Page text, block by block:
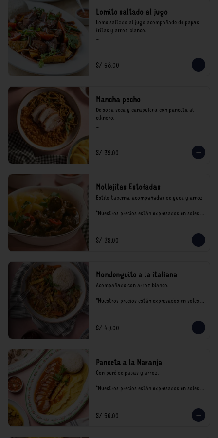
Lomito saltado al jugo
Lomo saltado al jugo acompañado de papas
fritas y arroz blanco.
consumo.
S/ 68.00
Mancha pecho
De sopa seca y carapulcra con panceta al
cilindro.
consumo.
S/ 39.00
Mollejitas Estofadas
Estilo taberna, acompañadas de yuca y arroz
*Nuestros precios están expresados en soles e
S/ 39.00
Mondonguito a la italiana
Acompañado con arroz blanco.
*Nuestros precios están expresados en soles e
S/ 49.00
Panceta a la Naranja
Con puré de papas y arroz.
*Nuestros precios están expresados en soles e
S/ 56.00